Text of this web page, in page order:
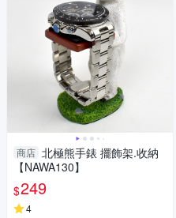
商店 北極熊手錶 擺飾架.收納
【NAWA130】
$249
4